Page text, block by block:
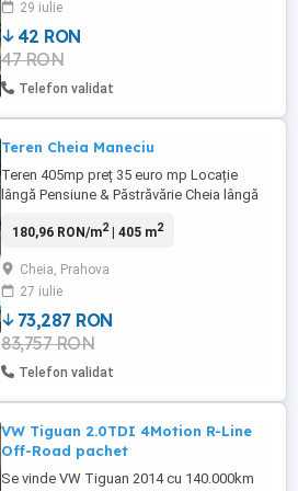
29 iulie
42 RON
47 RON
Telefon validat
Teren Cheia Maneciu
Teren 405mp preț 35 euro mp Locație
lângă Pensiune & Păstrăvărie Cheia lângă
180,96 RON/m2| 405 m2
Cheia, Prahova
27 iulie
73,287 RON
83,757 RON
Telefon validat
VW Tiguan 2.0TDI 4Motion R-Line
Off-Road pachet
Se vinde VW Tiguan 2014 cu 140.000km